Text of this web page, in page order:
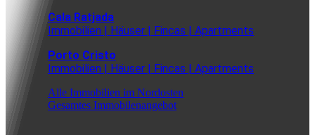
Cala Ratjada
Immobilien | Häuser | Fincas | Apartments
Porto Cristo
Immobilien | Häuser | Fincas | Apartments
Alle Immobilien im Nordosten
Gesamtes Immobilenangebot